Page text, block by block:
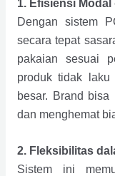
1. Efisiensi
Dengan sistem
secara tepat
pakaian sesuai
produk tidak laku
besar. Brand bisa
dan menghemat
2. Fleksibilitas
Sistem ini